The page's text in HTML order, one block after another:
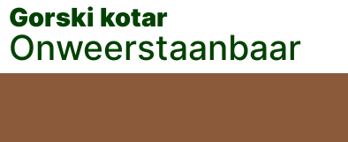
Gorski kotar
Onweerstaanbaar